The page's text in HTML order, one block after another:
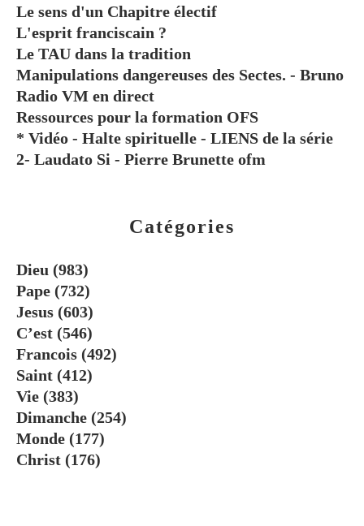
Catégories
Dieu (983)
Pape (732)
Jesus (603)
C’est (546)
Francois (492)
Saint (412)
Vie (383)
Dimanche (254)
Monde (177)
Christ (176)
Le sens d'un Chapitre électif
L'esprit franciscain ?
Le TAU dans la tradition
Manipulations dangereuses des Sectes. - Bruno
Radio VM en direct
Ressources pour la formation OFS
* Vidéo - Halte spirituelle - LIENS de la série
2- Laudato Si - Pierre Brunette ofm